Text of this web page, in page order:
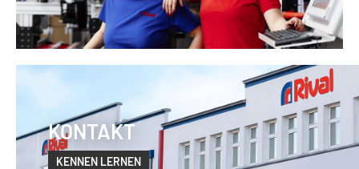
KONTAKT
KENNEN LERNEN